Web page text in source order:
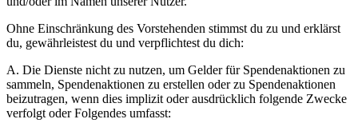
Ohne Einschränkung des Vorstehenden stimmst du zu und erklärst
du, gewährleistest du und verpflichtest du dich:
A. Die Dienste nicht zu nutzen, um Gelder für Spendenaktionen zu
sammeln, Spendenaktionen zu erstellen oder zu Spendenaktionen
beizutragen, wenn dies implizit oder ausdrücklich folgende Zwecke
verfolgt oder Folgendes umfasst: